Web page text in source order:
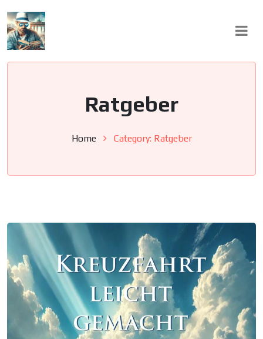
to
content
Ratgeber
Home Category: Ratgeber